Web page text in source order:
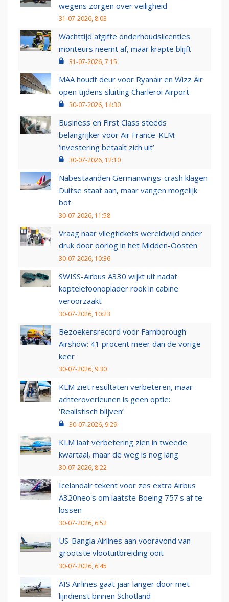
wegens zorgen over veiligheid
31-07-2026, 8:03
Wachttijd afgifte onderhoudslicenties
monteurs neemt af, maar krapte blijft
31-07-2026, 7:15
MAA houdt deur voor Ryanair en Wizz Air
open tijdens sluiting Charleroi Airport
30-07-2026, 14:30
Business en First Class steeds
belangrijker voor Air France-KLM:
‘investering betaalt zich uit’
30-07-2026, 12:10
Nabestaanden Germanwings-crash klagen
Duitse staat aan, maar vangen mogelijk
bot
30-07-2026, 11:58
Vraag naar vliegtickets wereldwijd onder
druk door oorlog in het Midden-Oosten
30-07-2026, 10:36
SWISS-Airbus A330 wijkt uit nadat
koptelefoonoplader rook in cabine
veroorzaakt
30-07-2026, 10:23
Bezoekersrecord voor Farnborough
Airshow: 41 procent meer dan de vorige
keer
30-07-2026, 9:30
KLM ziet resultaten verbeteren, maar
achteroverleunen is geen optie:
‘Realistisch blijven’
30-07-2026, 9:29
KLM laat verbetering zien in tweede
kwartaal, maar de weg is nog lang
30-07-2026, 8:22
Icelandair tekent voor zes extra Airbus
A320neo's om laatste Boeing 757's af te
lossen
30-07-2026, 6:52
US-Bangla Airlines aan vooravond van
grootste vlootuitbreiding ooit
30-07-2026, 6:45
AIS Airlines gaat jaar langer door met
lijndienst binnen Schotland